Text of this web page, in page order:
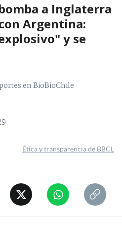
a Inglaterra
Argentina:
y se
en BioBioChile
Ética y transparencia de BBCL